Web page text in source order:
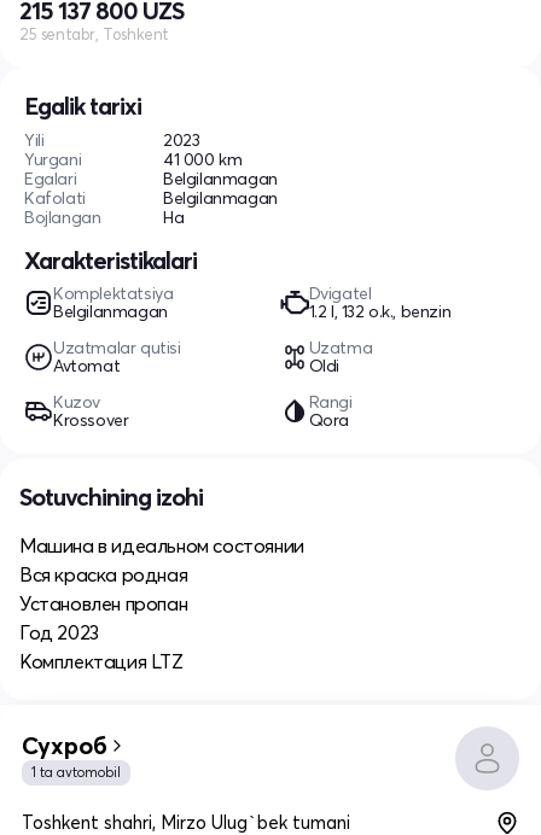
Egalik tarixi
Yili
2023
Yurgani
41 000 km
Egalari
Belgilanmagan
Kafolati
Belgilanmagan
Bojlangan
Ha
Xarakteristikalari
Komplektatsiya
Belgilanmagan
Dvigatel
1.2 l, 132 o.k., benzin
Uzatmalar qutisi
Avtomat
Uzatma
Oldi
Kuzov
Krossover
Rangi
Qora
215 137 800 UZS
25 sentabr, Toshkent
Sotuvchining izohi
Машина в идеальном состоянии
Вся краска родная
Установлен пропан
Год 2023
Комплектация LTZ
Сухроб
1 ta avtomobil
Toshkent shahri, Mirzo Ulug`bek tumani